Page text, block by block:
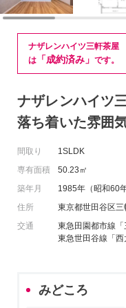
ナザレンハイツ三軒茶屋
は 「成約済み」 です。
ナザレンハイツ
落ち着いた雰囲
間取り
1SLDK
専有面積
50.23㎡
築年月
1985年（昭和60
住所
東京都世田谷区三
交通
東急田園都市線
東急世田谷線「
みどころ